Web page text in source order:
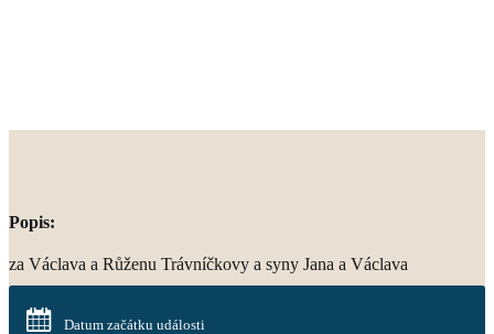
Popis:
za Václava a Růženu Trávníčkovy a syny Jana a Václava
Datum začátku události